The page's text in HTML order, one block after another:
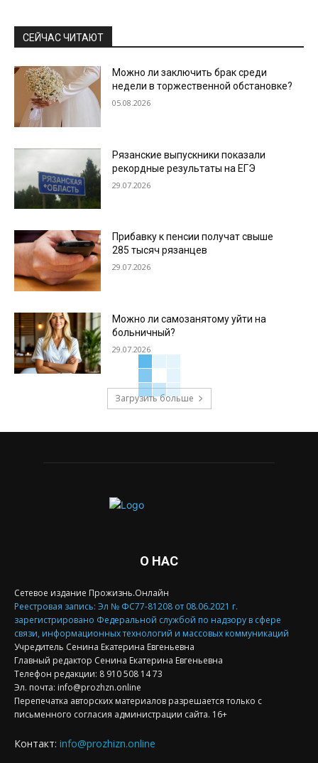
СЕЙЧАС ЧИТАЮТ
Можно ли заключить брак среди
недели в торжественной обстановке?
05.08.2026
Рязанские выпускники показали
рекордные результаты на ЕГЭ
29.07.2026
Прибавку к пенсии получат свыше
285 тысяч рязанцев
29.07.2026
Можно ли самозанятому уйти на
больничный?
29.07.2026
Загрузить больше
О НАС
Сетевое издание Прожизнь.Онлайн
Реестровая запись: Эл № ФС77-81208 от 08.06.2021 г.
зарегистрировано Федеральной службой по надзору в сфере
связи, информационных технологий и массовых коммуникаций
Учредитель Сенина Екатерина Евгеньевна
Главный редактор Сенина Екатерина Евгеньевна
Телефон редакции: 8 910 508 14 73
Эл. почта: info@prozhzn.online
Перепечатка авторских материалов разрешается только с
письменного согласия администрации сайта. 16+
Контакт: info@prozhizn.online